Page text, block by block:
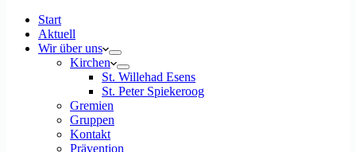
Start
Aktuell
Wir über uns
Kirchen
St. Willehad Esens
St. Peter Spiekeroog
Gremien
Gruppen
Kontakt
Prävention